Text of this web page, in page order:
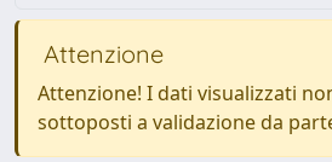
Attenzione
Attenzione! I dati visualizzati
sottoposti a validazione da